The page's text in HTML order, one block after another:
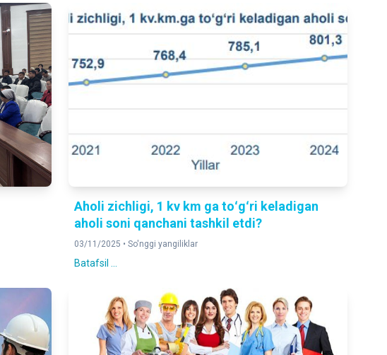
Aholi zichligi, 1 kv km ga toʻgʻri keladigan
aholi soni qanchani tashkil etdi?
03/11/2025 •So'nggi yangiliklar
Batafsil ...